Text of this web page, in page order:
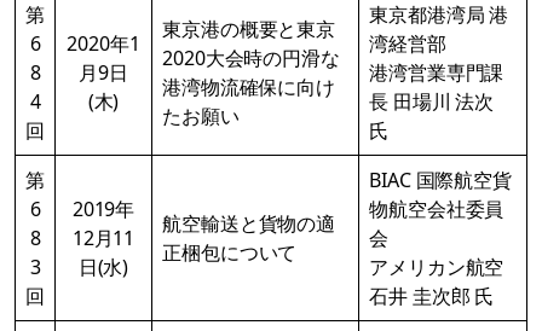
第
6
8
4
回
2020年1
月9日
(木)
東京港の概要と東京
2020大会時の円滑な
港湾物流確保に向け
たお願い
東京都港湾局 港
湾経営部
港湾営業専門課
長 田場川 法次
氏
第
6
8
3
回
2019年
12月11
日(水)
航空輸送と貨物の適
正梱包について
BIAC 国際航空貨
物航空会社委員
会
アメリカン航空
石井 圭次郎 氏